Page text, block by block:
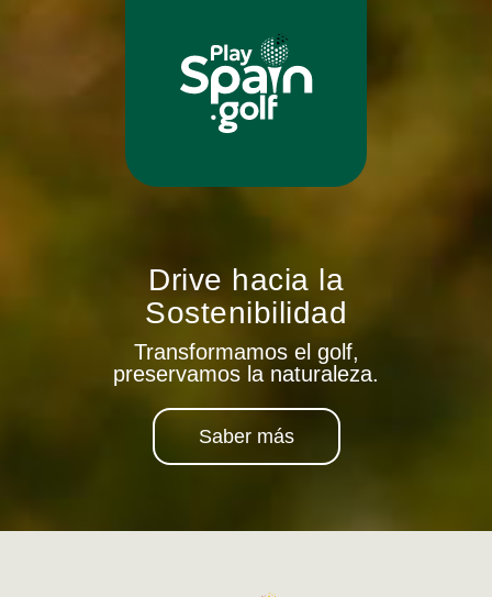
Drive hacia la
Sostenibilidad
Transformamos el golf,
preservamos la naturaleza.
Saber más